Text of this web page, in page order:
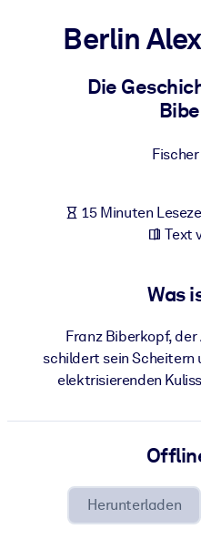
Bauen Sie eine gesunde
Integrieren Sie kompaktes,
Für
Bereichern Sie Ihre
Ihrer KI-Systeme zu
Berlin
Die
Fischer
15 Minuten
Text
Was
Franz Biberkopf,
schildert sein Scheitern
elektrisierenden
Herunterladen